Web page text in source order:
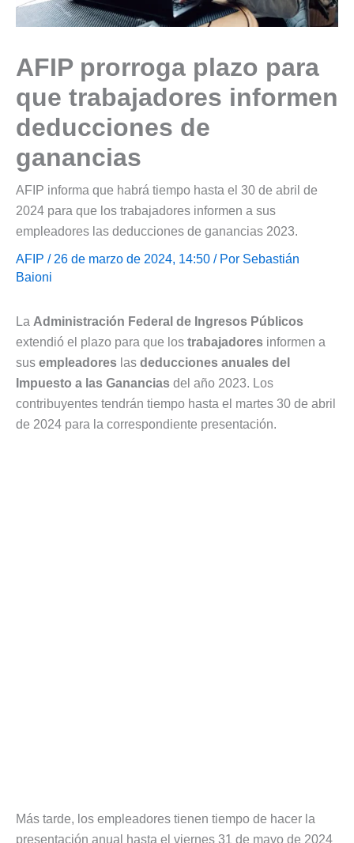
AFIP prorroga plazo para
que trabajadores informen
deducciones de
ganancias
AFIP informa que habrá tiempo hasta el 30 de abril de
2024 para que los trabajadores informen a sus
empleadores las deducciones de ganancias 2023.
AFIP / 26 de marzo de 2024, 14:50 / Por Sebastián
Baioni
La Administración Federal de Ingresos Públicos
extendió el plazo para que los trabajadores informen a
sus empleadores las deducciones anuales del
Impuesto a las Ganancias del año 2023. Los
contribuyentes tendrán tiempo hasta el martes 30 de abril
de 2024 para la correspondiente presentación.
Más tarde, los empleadores tienen tiempo de hacer la
presentación anual hasta el viernes 31 de mayo de 2024